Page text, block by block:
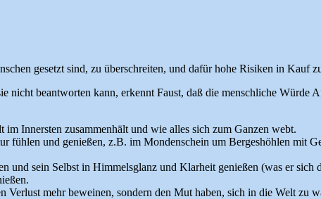
gesetzt sind, zu überschreiten, und dafür hohe Risiken in Kauf
beantworten kann, erkennt Faust, daß die menschliche Würde
Innersten zusammenhält und wie alles sich zum Ganzen webt.
und genießen, z.B. im Mondenschein um Bergeshöhlen mit
und sein Selbst in Himmelsglanz und Klarheit genießen (was er sich
mehr beweinen, sondern den Mut haben, sich in die Welt zu